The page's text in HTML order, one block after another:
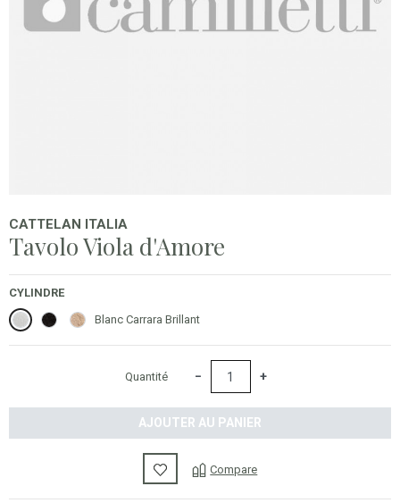
CATTELAN ITALIA
Tavolo Viola d'Amore
CYLINDRE
Blanc Carrara Brillant
Noir Marchinia Brillant
TravertinBlanc Carrara Brillant
Quantité − +
AJOUTER AU PANIER
Compare